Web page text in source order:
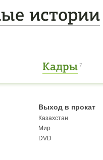
истории
Кадры 7
Выход в прокат
Казахстан
Мир
DVD